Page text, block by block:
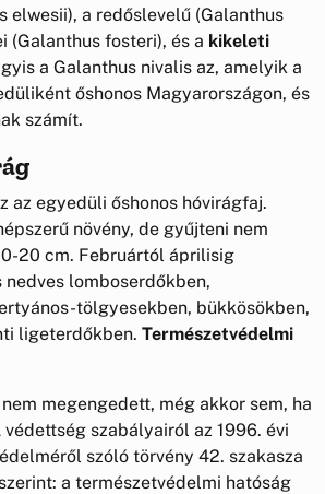
elwesii), a redőslevelű (Galanthus
(Galanthus fosteri), és a kikeleti
a Galanthus nivalis az, amelyik a
őshonos Magyarországon, és
számít.
az egyedüli őshonos hóvirágfaj.
növény, de gyűjteni nem
20 cm. Februártól áprilisig
nedves lomboserdőkben,
tölgyesekben, bükkösökben,
ligeterdőkben. Természetvédelmi
megengedett, még akkor sem, ha
szabályairól az 1996. évi
szóló törvény 42. szakasza
a természetvédelmi hatóság